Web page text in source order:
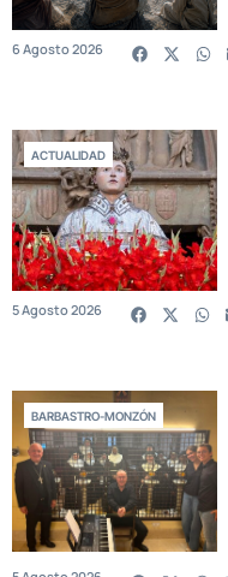
6 Agosto 2026
ACTUALIDAD
5 Agosto 2026
BARBASTRO-MONZÓN